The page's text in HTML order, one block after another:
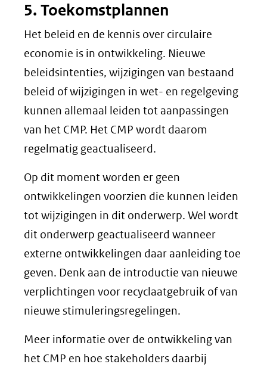
5. Toekomstplannen
Het beleid en de kennis over circulaire
economie is in ontwikkeling. Nieuwe
beleidsintenties, wijzigingen van bestaand
beleid of wijzigingen in wet- en regelgeving
kunnen allemaal leiden tot aanpassingen
van het CMP. Het CMP wordt daarom
regelmatig geactualiseerd.
Op dit moment worden er geen
ontwikkelingen voorzien die kunnen leiden
tot wijzigingen in dit onderwerp. Wel wordt
dit onderwerp geactualiseerd wanneer
externe ontwikkelingen daar aanleiding toe
geven. Denk aan de introductie van nieuwe
verplichtingen voor recyclaatgebruik of van
nieuwe stimuleringsregelingen.
Meer informatie over de ontwikkeling van
het CMP en hoe stakeholders daarbij